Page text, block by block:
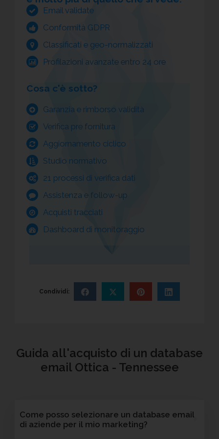
Email validate
Conformità GDPR
Classificati e geo-normalizzati
Profilazioni avanzate entro 24 ore
Cosa c'è sotto?
Garanzia e rimborso validità
Verifica pre fornitura
Aggiornamento ciclico
Studio normativo
21 processi di verifica dati
Assistenza e follow-up
Acquisti tracciati
Dashboard di monitoraggio
Condividi:
Guida all'acquisto di un database
email Ottica - Tennessee
Come posso selezionare un database email
di aziende per il mio marketing?